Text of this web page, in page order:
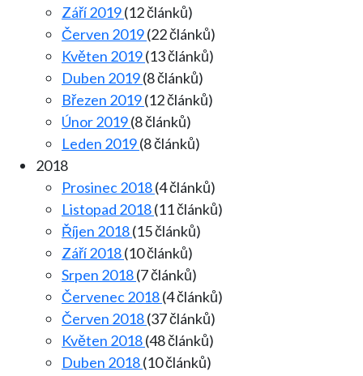
Září 2019(12 článků)
Červen 2019(22 článků)
Květen 2019(13 článků)
Duben 2019(8 článků)
Březen 2019(12 článků)
Únor 2019(8 článků)
Leden 2019(8 článků)
2018
Prosinec 2018(4 článků)
Listopad 2018(11 článků)
Říjen 2018(15 článků)
Září 2018(10 článků)
Srpen 2018(7 článků)
Červenec 2018(4 článků)
Červen 2018(37 článků)
Květen 2018(48 článků)
Duben 2018(10 článků)